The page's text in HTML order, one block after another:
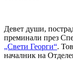
Девет души,
преминали през
„Свети Георги“.
началник на